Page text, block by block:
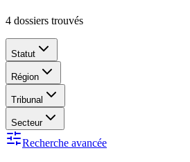
4 dossiers trouvés
Statut
Région
Tribunal
Secteur
Recherche avancée